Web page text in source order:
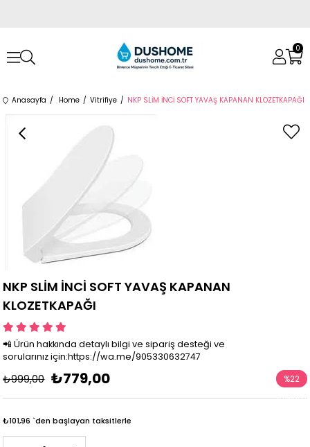
0
Anasayfa Home Vitrifiye NKP SLİM İNCİ SOFT YAVAŞ KAPANAN KLOZETKAPAĞI
NKP SLİM İNCİ SOFT YAVAŞ KAPANAN
KLOZETKAPAĞI
📲 Ürün hakkında detaylı bilgi ve sipariş desteği ve
sorularınız için:https://wa.me/905330632747
₺999,00 ₺779,00 %22
İndirim
₺101,96 `den başlayan taksitlerle